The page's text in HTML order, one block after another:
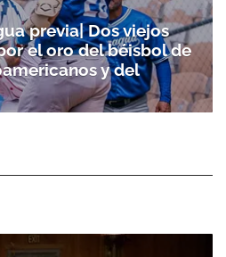
previa| Dos viejos
el oro del béisbol de
y del